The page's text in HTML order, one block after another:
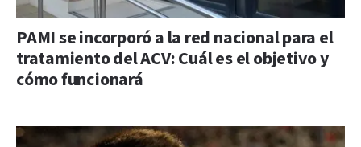
PAMI se incorporó a la red nacional para el
tratamiento del ACV: Cuál es el objetivo y
cómo funcionará